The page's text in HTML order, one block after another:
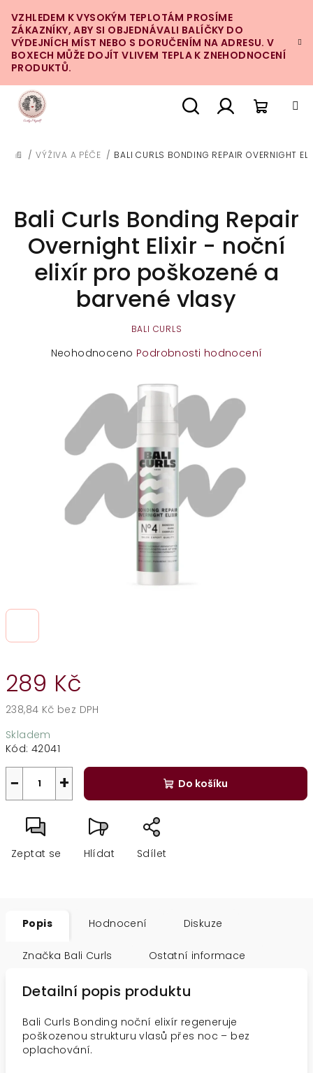
na
obsah
VZHLEDEM K VYSOKÝM TEPLOTÁM PROSÍME
ZÁKAZNÍKY, ABY SI OBJEDNÁVALI BALÍČKY DO
VÝDEJNÍCH MÍST NEBO S DORUČENÍM NA ADRESU. V
BOXECH MŮŽE DOJÍT VLIVEM TEPLA K ZNEHODNOCENÍ
PRODUKTŮ.
DOMŮ
/ VÝŽIVA A PÉČE / BALI CURLS BONDING REPAIR OVERNIGHT
289 Kč
238,84 Kč bez DPH
cena:
Skladem
Kód: 42041
+
− Do košíku
Zeptat se Hlídat Sdílet
Bali Curls Bonding Repair
Overnight Elixir - noční
elixír pro poškozené a
barvené vlasy
BALI CURLS
Průměrné
hvězdiček.
Neohodnoceno Podrobnosti hodnocení
Popis Hodnocení Diskuze
Značka Bali Curls Ostatní informace
Detailní popis produktu
Bali Curls Bonding noční elixír regeneruje
poškozenou strukturu vlasů přes noc – bez
oplachování.